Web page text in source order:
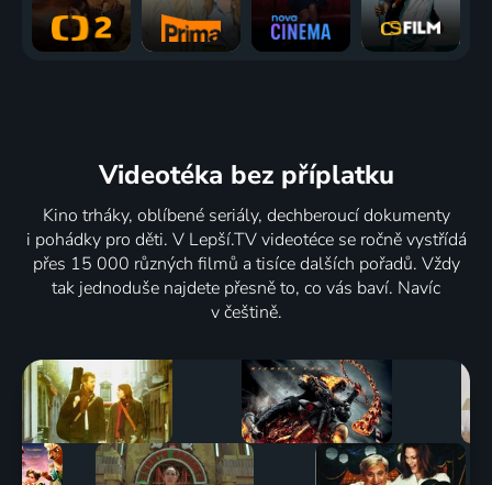
Videotéka bez příplatku
Kino trháky, oblíbené seriály, dechberoucí dokumenty
i pohádky pro děti. V Lepší.TV videotéce se ročně vystřídá
přes 15 000 různých filmů a tisíce dalších pořadů. Vždy
tak jednoduše najdete přesně to, co vás baví. Navíc
v češtině.